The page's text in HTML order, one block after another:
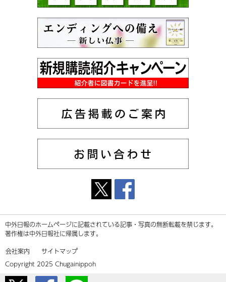
中外日報のホームページに記載されている記事・写真の無断転載を禁じます。
著作権は中外日報社に帰属します。
会社案内
サイトマップ
Copyright 2025 Chugainippoh